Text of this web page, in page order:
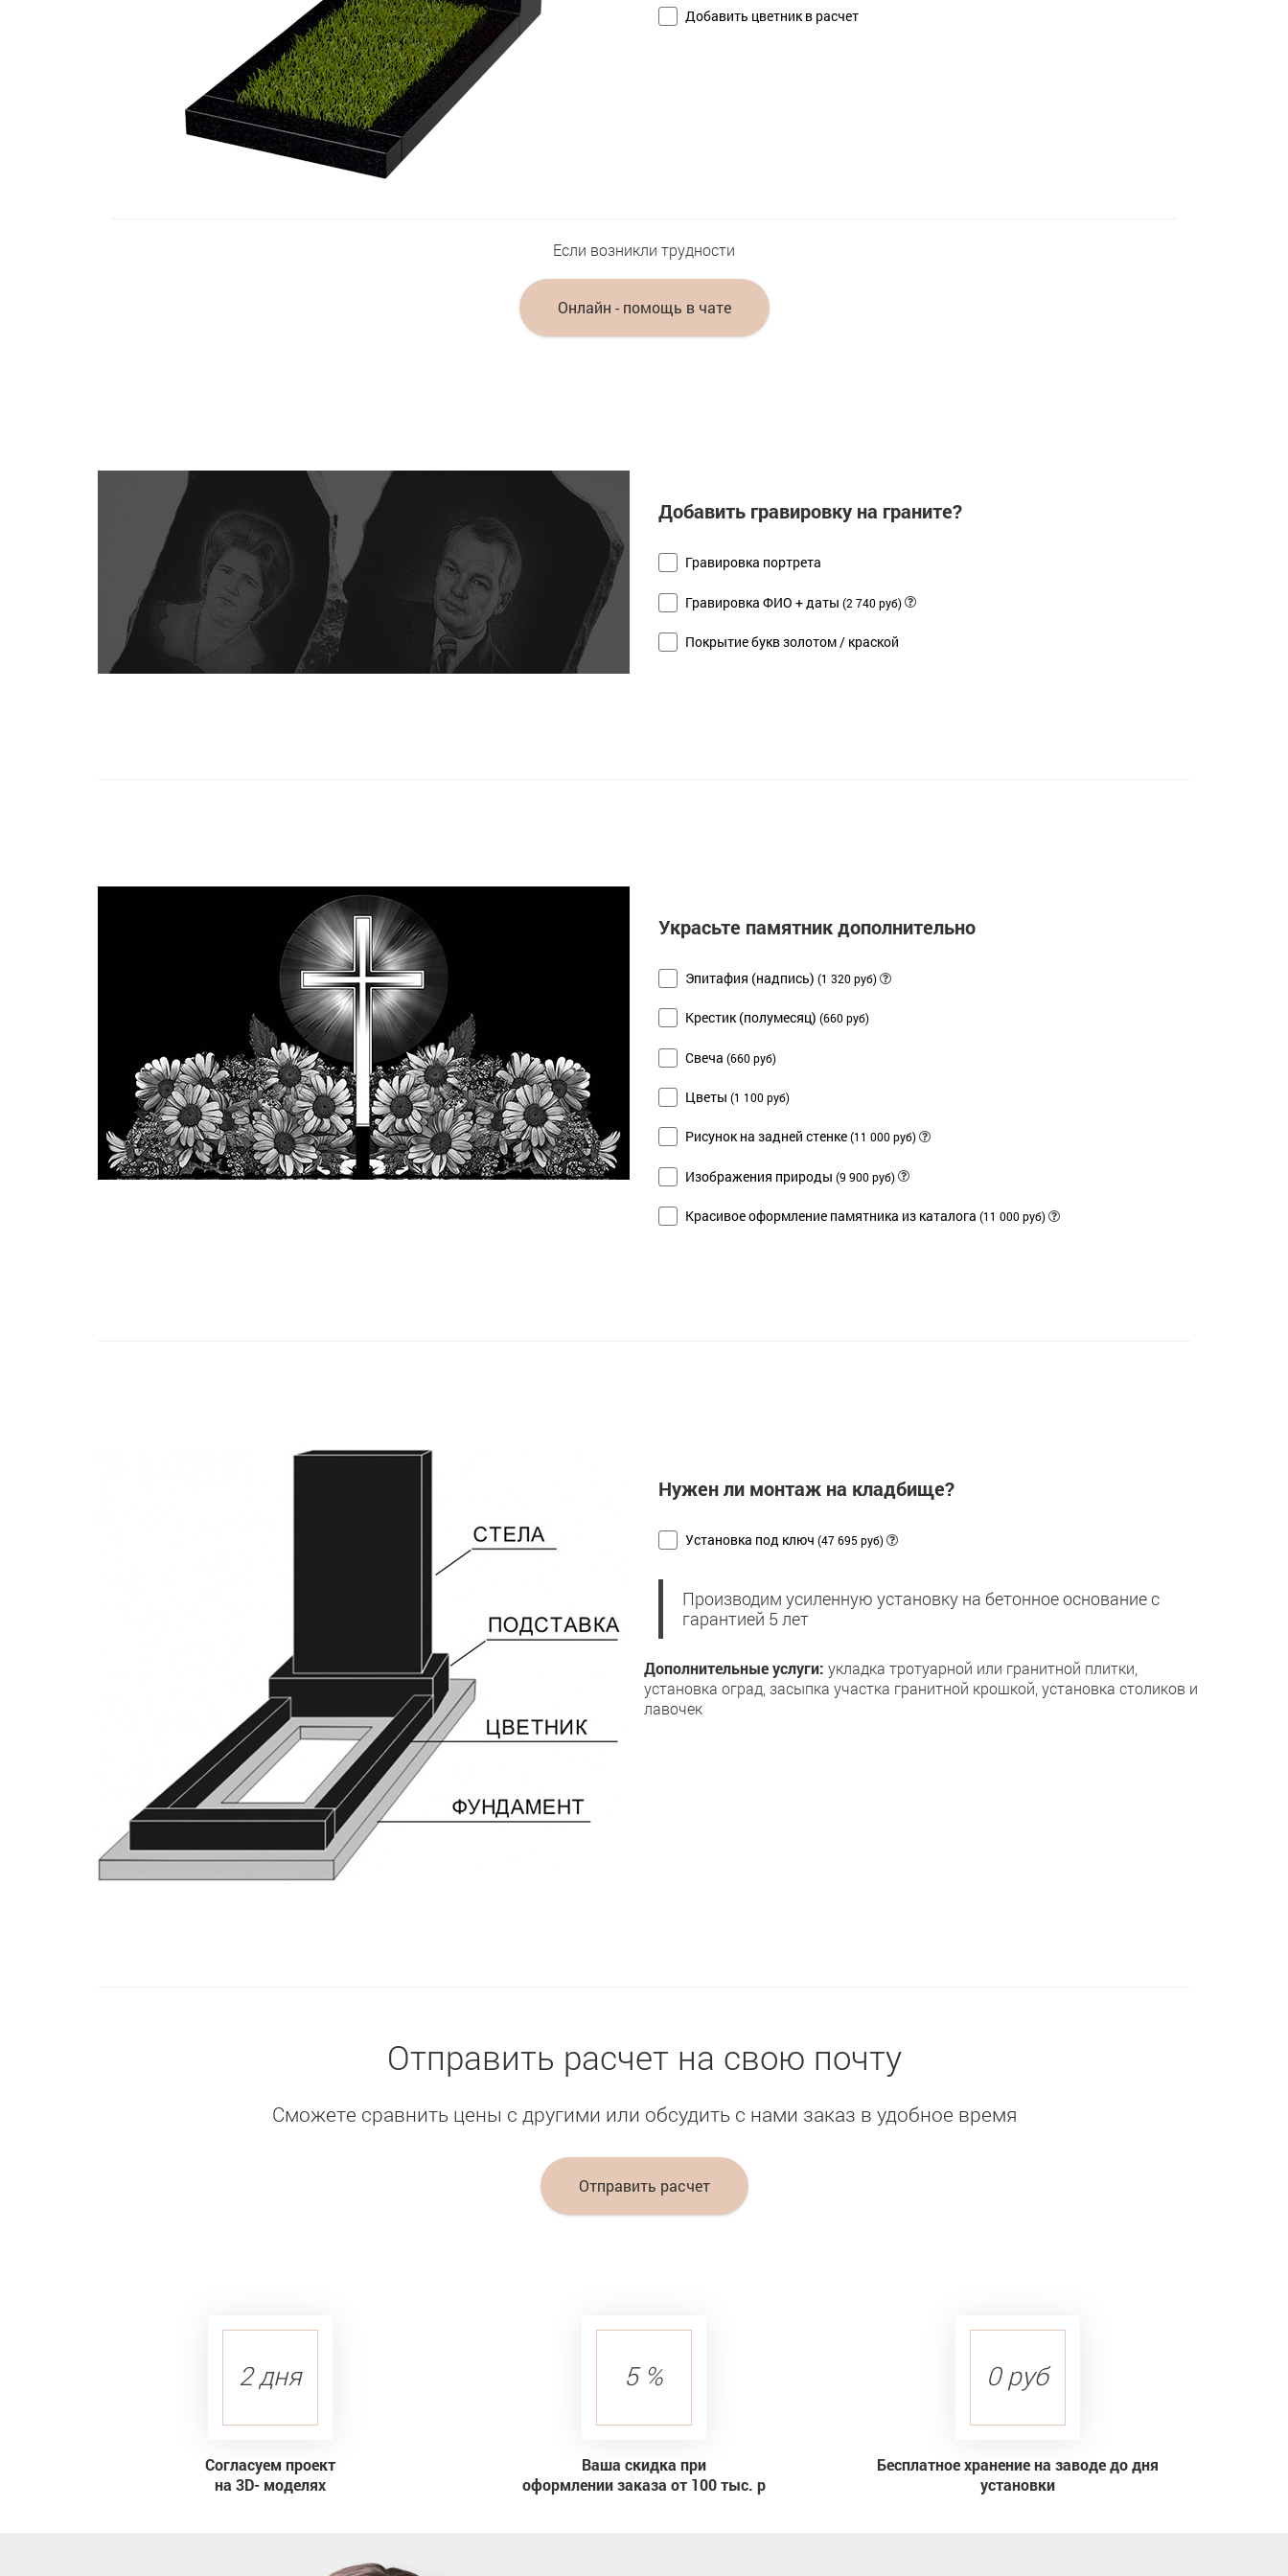
Добавить цветник в расчет
Если возникли трудности
Онлайн - помощь в чате
Добавить гравировку на граните?
Гравировка портрета
Гравировка ФИО + даты (2 740 руб)
Покрытие букв золотом / краской
Украсьте памятник дополнительно
Эпитафия (надпись) (1 320 руб)
Крестик (полумесяц) (660 руб)
Свеча (660 руб)
Цветы (1 100 руб)
Рисунок на задней стенке (11 000 руб)
Изображения природы (9 900 руб)
Красивое оформление памятника из каталога (11 000 руб)
Нужен ли монтаж на кладбище?
Установка под ключ (47 695 руб)
Производим усиленную установку на бетонное основание с
гарантией 5 лет
Дополнительные услуги: укладка тротуарной или гранитной плитки,
установка оград, засыпка участка гранитной крошкой, установка столиков и
лавочек
Отправить расчет на свою почту
Сможете сравнить цены с другими или обсудить с нами заказ в удобное время
Отправить расчет
2 дня
Согласуем проект
на 3D- моделях
5 %
Ваша скидка при
оформлении заказа от 100 тыс. р
0 руб
Бесплатное хранение на заводе до дня
установки